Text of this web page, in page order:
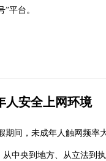
”平台。
人安全上网环境
期间，未成年人触网频率
中央到地方、从立法到